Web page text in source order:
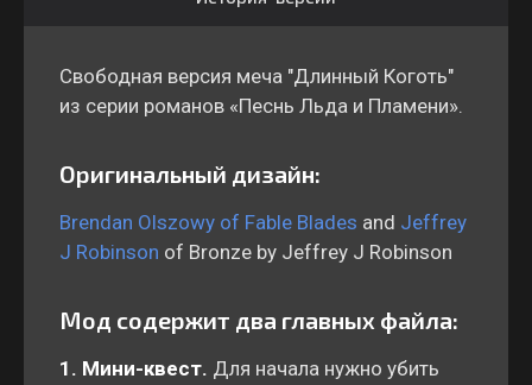
Свободная версия меча "Длинный Коготь"
из серии романов «Песнь Льда и Пламени».
Оригинальный дизайн:
Brendan Olszowy of Fable Blades and Jeffrey
J Robinson of Bronze by Jeffrey J Robinson
Мод содержит два главных файла:
1. Мини-квест. Для начала нужно убить